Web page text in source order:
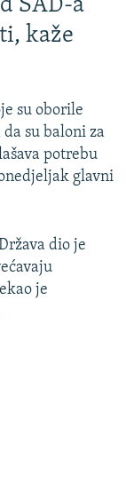
SAD-a
kaže
su oborile
su baloni za
potrebu
glavni
dio je
je